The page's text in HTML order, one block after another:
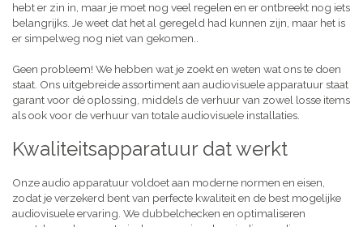
hebt er zin in, maar je moet nog veel regelen en er ontbreekt nog iets
belangrijks. Je weet dat het al geregeld had kunnen zijn, maar het is
er simpelweg nog niet van gekomen..
Geen probleem! We hebben wat je zoekt en weten wat ons te doen
staat. Ons uitgebreide assortiment aan audiovisuele apparatuur staat
garant voor dé oplossing, middels de verhuur van zowel losse items
als ook voor de verhuur van totale audiovisuele installaties.
Kwaliteitsapparatuur dat werkt
Onze audio apparatuur voldoet aan moderne normen en eisen,
zodat je verzekerd bent van perfecte kwaliteit en de best mogelijke
audiovisuele ervaring. We dubbelchecken en optimaliseren